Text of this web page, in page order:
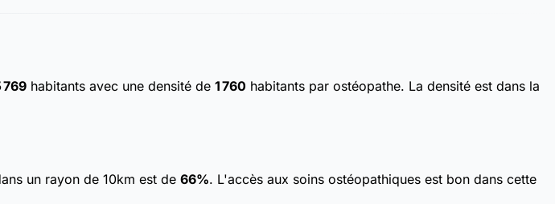
769 habitants avec une densité de 1 760 habitants par ostéopathe. La densité est dans la
un rayon de 10km est de 66%. L'accès aux soins ostéopathiques est bon dans cette